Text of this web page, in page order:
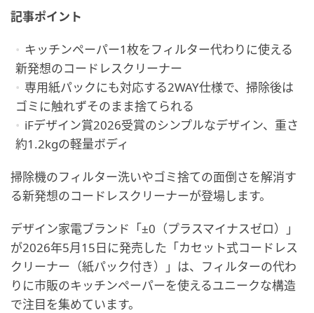
記事ポイント
キッチンペーパー1枚をフィルター代わりに使える
新発想のコードレスクリーナー
専用紙パックにも対応する2WAY仕様で、掃除後は
ゴミに触れずそのまま捨てられる
iFデザイン賞2026受賞のシンプルなデザイン、重さ
約1.2kgの軽量ボディ
掃除機のフィルター洗いやゴミ捨ての面倒さを解消す
る新発想のコードレスクリーナーが登場します。
デザイン家電ブランド「±0（プラスマイナスゼロ）」
が2026年5月15日に発売した「カセット式コードレス
クリーナー（紙パック付き）」は、フィルターの代わ
りに市販のキッチンペーパーを使えるユニークな構造
で注目を集めています。